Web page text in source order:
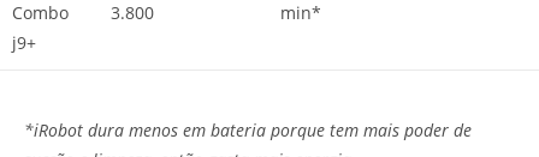
Combo
j9+
3.800
min*
*iRobot dura menos em bateria porque tem mais poder de